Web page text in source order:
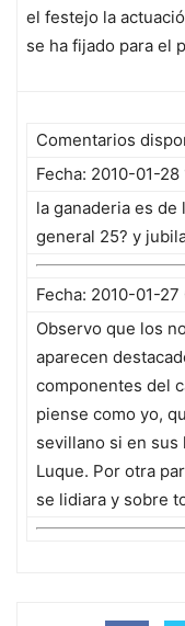
el festejo la
se ha fijado para el
Comentarios
Fecha: 2010-01-28
la ganaderia es
general 25? y
Fecha: 2010-01-27
Observo que los
aparecen
componentes del
piense como yo,
sevillano si en sus
Luque. Por otra
se lidiara y sobre